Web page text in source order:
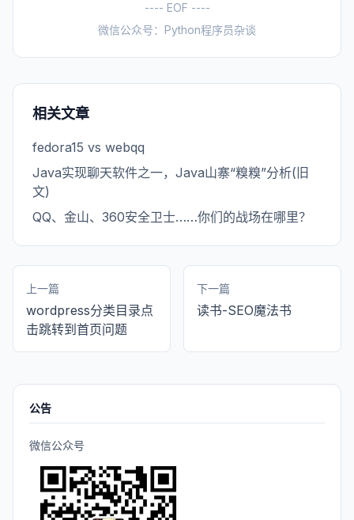
---- EOF ----
微信公众号：Python程序员杂谈
相关文章
fedora15 vs webqq
Java实现聊天软件之一，Java山寨“糗糗”分析(旧
文)
QQ、金山、360安全卫士……你们的战场在哪里？
上一篇
wordpress分类目录点
击跳转到首页问题
下一篇
读书-SEO魔法书
公告
微信公众号